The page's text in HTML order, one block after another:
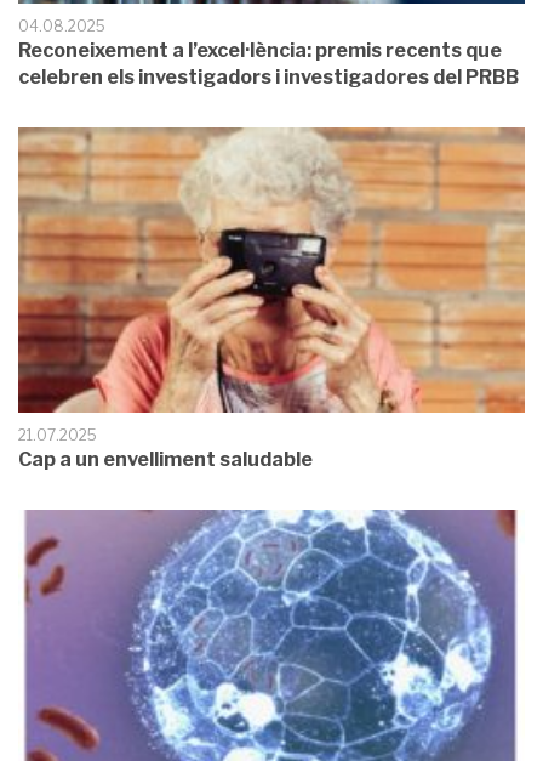
04.08.2025
Reconeixement a l’excel·lència: premis recents que
celebren els investigadors i investigadores del PRBB
21.07.2025
Cap a un envelliment saludable